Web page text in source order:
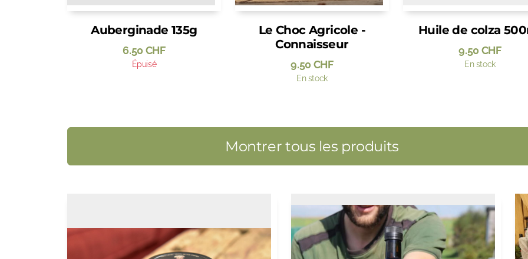
Auberginade 135g
6.50 CHF
Épuisé
Le Choc Agricole -
Connaisseur
9.50 CHF
En stock
Huile de colza
9.50 CHF
En stock
Montrer tous les produits